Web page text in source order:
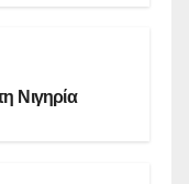
Νιγηρία